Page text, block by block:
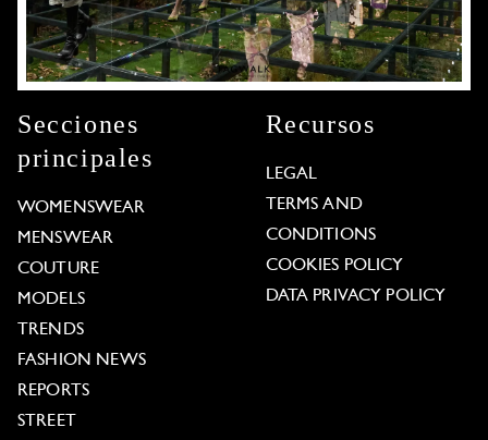
Secciones
principales
WOMENSWEAR
MENSWEAR
COUTURE
MODELS
TRENDS
FASHION NEWS
REPORTS
STREET
Recursos
LEGAL
TERMS AND
CONDITIONS
COOKIES POLICY
DATA PRIVACY POLICY